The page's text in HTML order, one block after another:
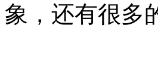
象，还有很多